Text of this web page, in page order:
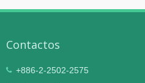
Contactos
+886-2-2502-2575